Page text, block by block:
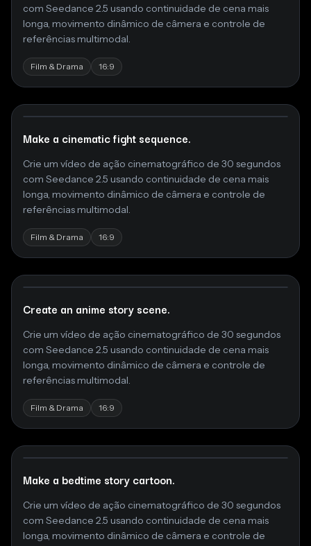
com Seedance 2.5 usando continuidade de cena mais
longa, movimento dinâmico de câmera e controle de
referências multimodal.
Film & Drama 16:9
Make a cinematic fight sequence.
Crie um vídeo de ação cinematográfico de 30 segundos
com Seedance 2.5 usando continuidade de cena mais
longa, movimento dinâmico de câmera e controle de
referências multimodal.
Film & Drama 16:9
Create an anime story scene.
Crie um vídeo de ação cinematográfico de 30 segundos
com Seedance 2.5 usando continuidade de cena mais
longa, movimento dinâmico de câmera e controle de
referências multimodal.
Film & Drama 16:9
Make a bedtime story cartoon.
Crie um vídeo de ação cinematográfico de 30 segundos
com Seedance 2.5 usando continuidade de cena mais
longa, movimento dinâmico de câmera e controle de